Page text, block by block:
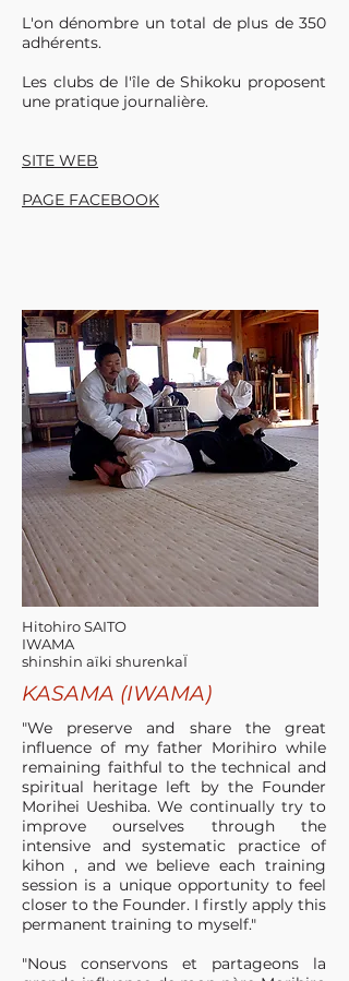
L'on dénombre un total de plus de 350
adhérents.
Les clubs de l'île de Shikoku proposent
une pratique journalière.
SITE WEB
PAGE FACEBOOK
Hitohiro SAITO
IWAMA
shinshin aïki shurenkaÏ
KASAMA (IWAMA)
"We preserve and share the great
influence of my father Morihiro while
remaining faithful to the technical and
spiritual heritage left by the Founder
Morihei Ueshiba. We continually try to
improve ourselves through the
intensive and systematic practice of
kihon , and we believe each training
session is a unique opportunity to feel
closer to the Founder. I firstly apply this
permanent training to myself."
"Nous conservons et partageons la